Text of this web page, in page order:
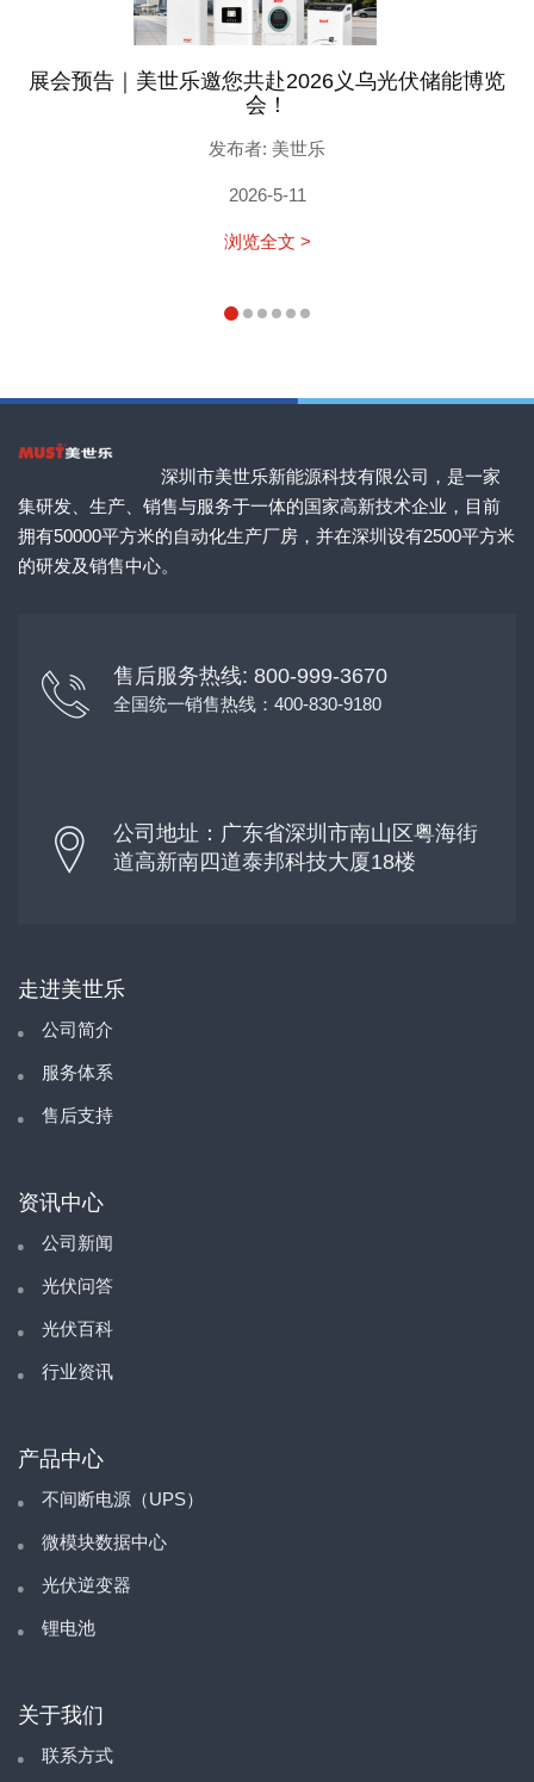
展会预告｜美世乐邀您共赴2026义乌光伏储能博览
会！
发布者: 美世乐
2026-5-11
浏览全文 >
深圳市美世乐新能源科技有限公司，是一家
集研发、生产、销售与服务于一体的国家高新技术企业，目前
拥有50000平方米的自动化生产厂房，并在深圳设有2500平方米
的研发及销售中心。
售后服务热线: 800-999-3670
全国统一销售热线：400-830-9180
公司地址：广东省深圳市南山区粤海街
道高新南四道泰邦科技大厦18楼
走进美世乐
公司简介
服务体系
售后支持
资讯中心
公司新闻
光伏问答
光伏百科
行业资讯
产品中心
不间断电源（UPS）
微模块数据中心
光伏逆变器
锂电池
关于我们
联系方式